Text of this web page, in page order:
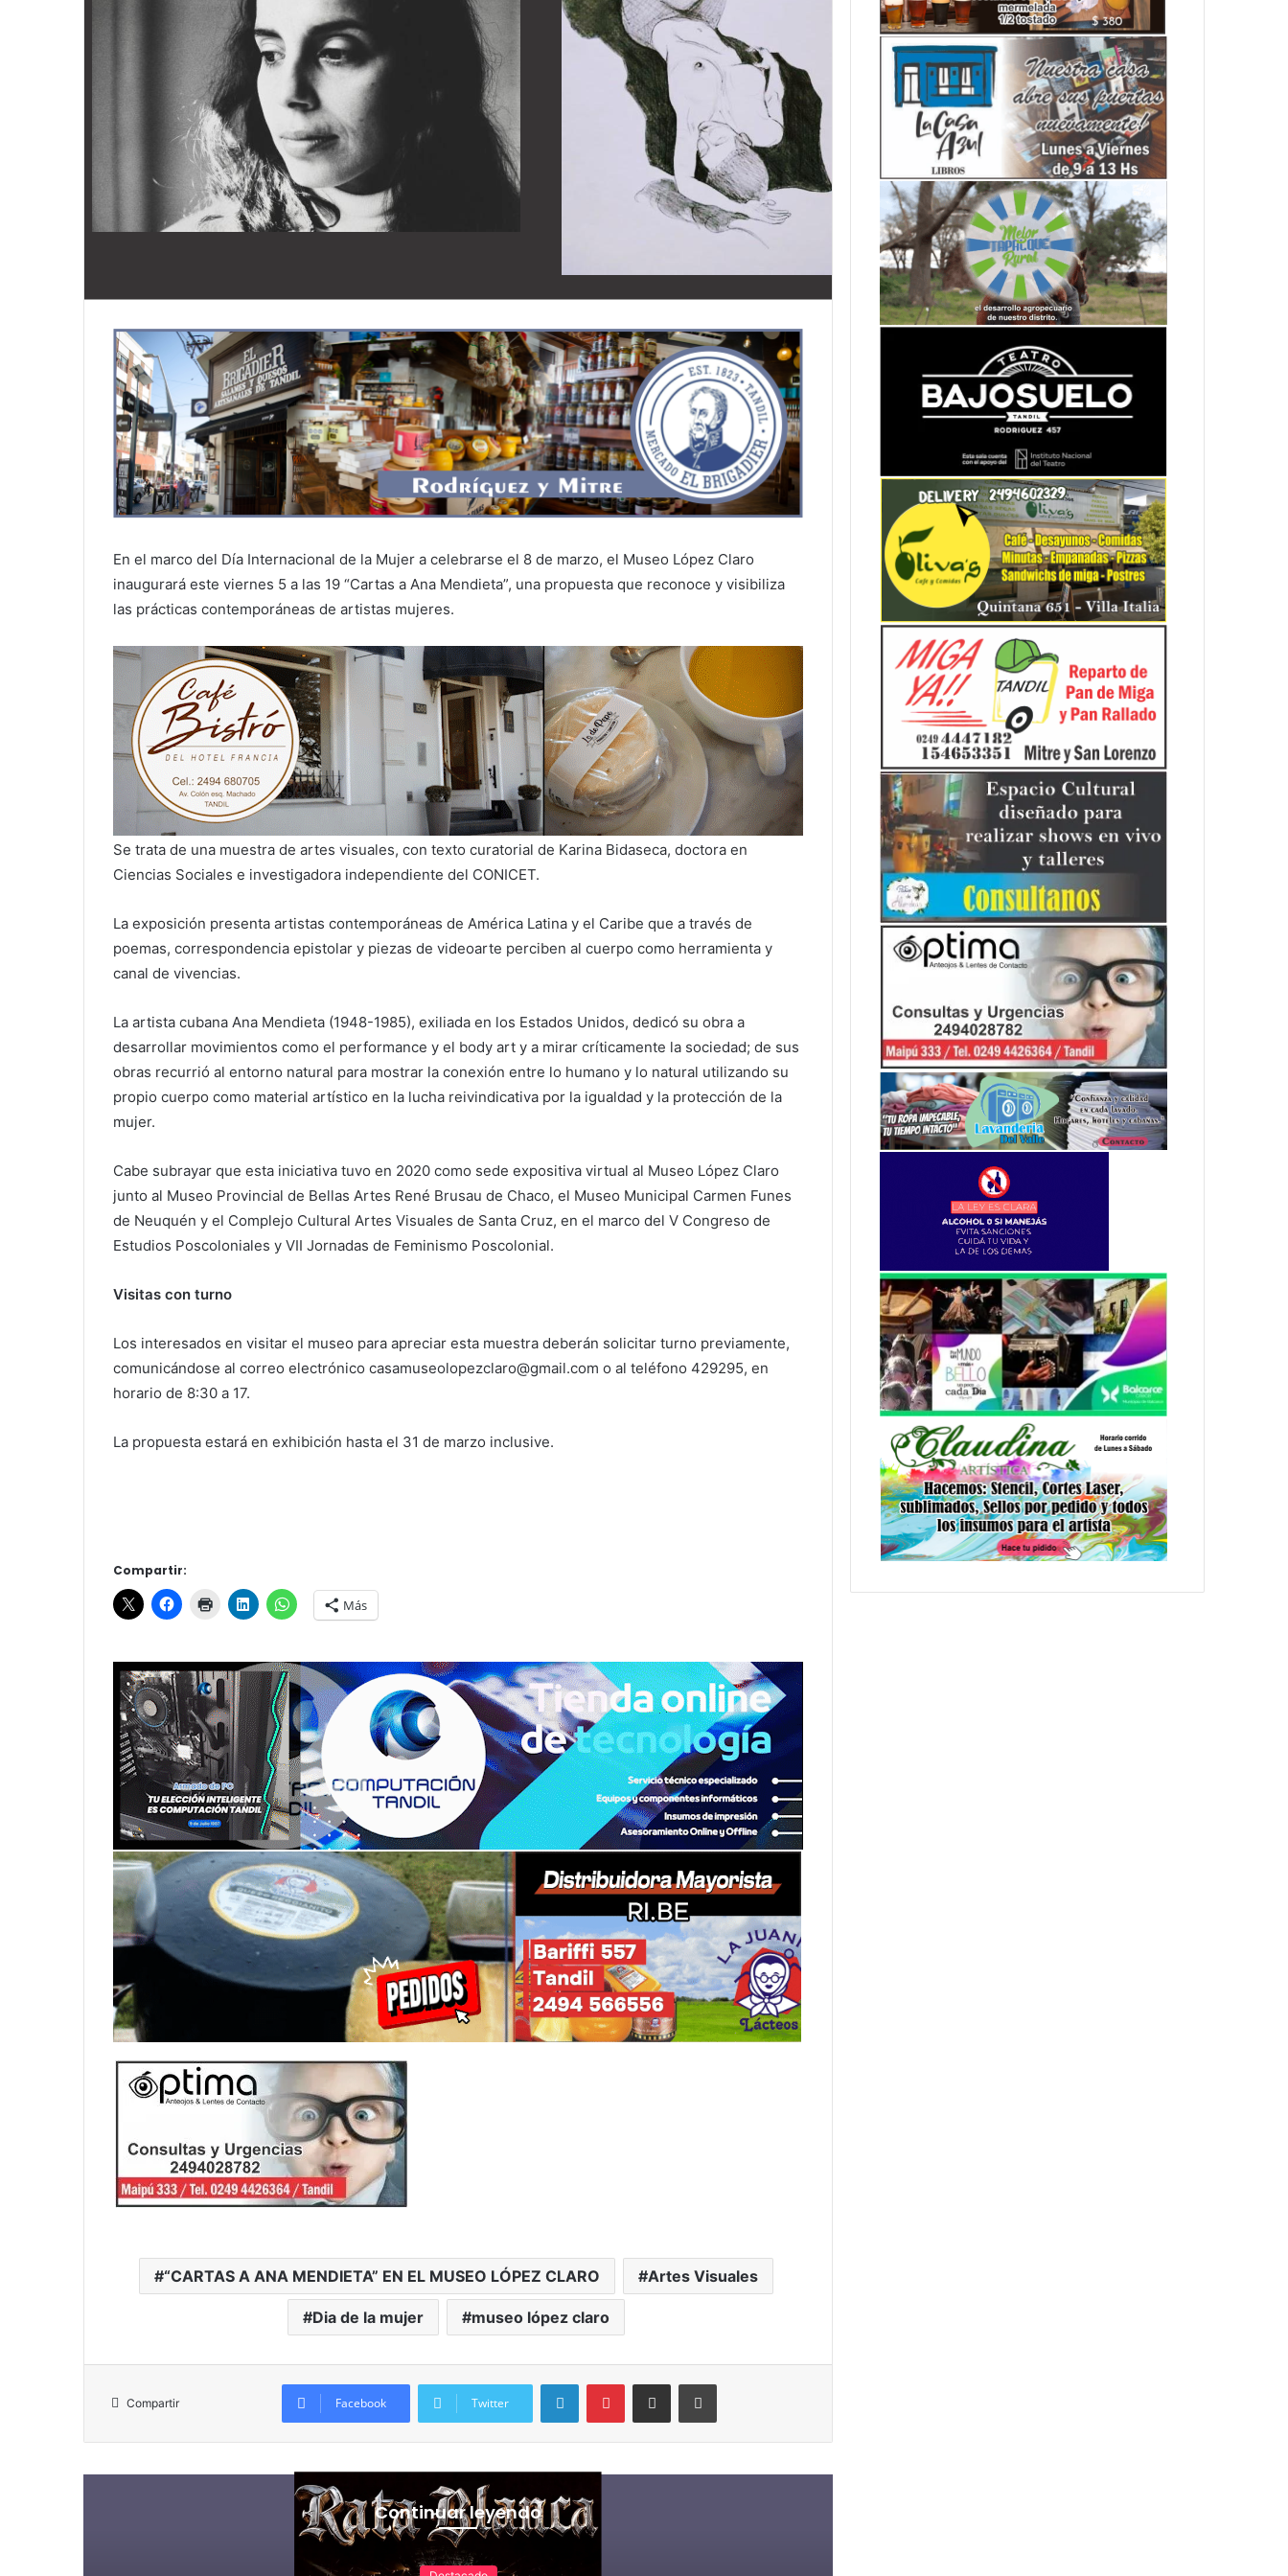
En el marco del Día Internacional de la Mujer a celebrarse el 8 de marzo, el Museo López Claro
inaugurará este viernes 5 a las 19 “Cartas a Ana Mendieta”, una propuesta que reconoce y visibiliza
las prácticas contemporáneas de artistas mujeres.
Se trata de una muestra de artes visuales, con texto curatorial de Karina Bidaseca, doctora en
Ciencias Sociales e investigadora independiente del CONICET.
La exposición presenta artistas contemporáneas de América Latina y el Caribe que a través de
poemas, correspondencia epistolar y piezas de videoarte perciben al cuerpo como herramienta y
canal de vivencias.
La artista cubana Ana Mendieta (1948-1985), exiliada en los Estados Unidos, dedicó su obra a
desarrollar movimientos como el performance y el body art y a mirar críticamente la sociedad; de sus
obras recurrió al entorno natural para mostrar la conexión entre lo humano y lo natural utilizando su
propio cuerpo como material artístico en la lucha reivindicativa por la igualdad y la protección de la
mujer.
Cabe subrayar que esta iniciativa tuvo en 2020 como sede expositiva virtual al Museo López Claro
junto al Museo Provincial de Bellas Artes René Brusau de Chaco, el Museo Municipal Carmen Funes
de Neuquén y el Complejo Cultural Artes Visuales de Santa Cruz, en el marco del V Congreso de
Estudios Poscoloniales y VII Jornadas de Feminismo Poscolonial.
Visitas con turno
Los interesados en visitar el museo para apreciar esta muestra deberán solicitar turno previamente,
comunicándose al correo electrónico casamuseolopezclaro@gmail.com o al teléfono 429295, en
horario de 8:30 a 17.
La propuesta estará en exhibición hasta el 31 de marzo inclusive.
Compartir:
Más
“CARTAS A ANA MENDIETA” EN EL MUSEO LÓPEZ CLARO Artes Visuales
Dia de la mujer museo lópez claro
Compartir Facebook Twitter
Continuar leyendo